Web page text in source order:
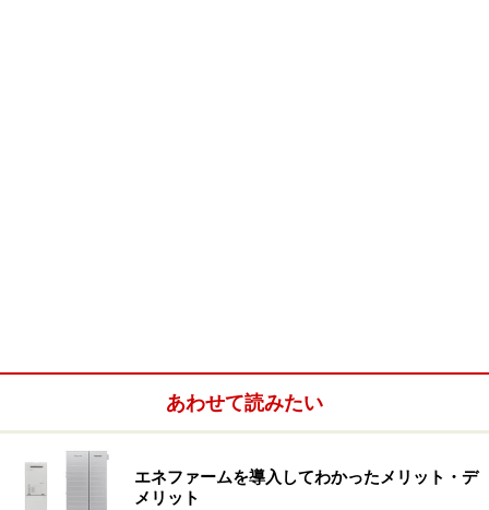
いる
旧玄関を入った正面に飾られたステンドグラス。大正時代に
活躍した小川三知（おがわさんち）氏によるものだそうです
あわせて読みたい
エネファームを導入してわかったメリット・デ
メリット